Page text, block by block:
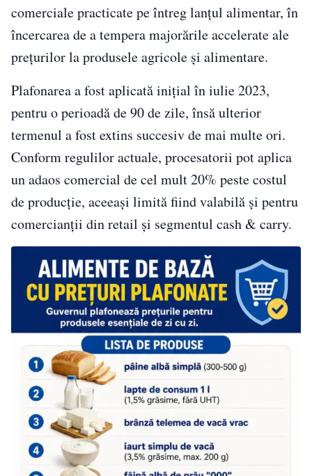
comerciale practicate pe întreg lanțul alimentar, în
încercarea de a tempera majorările accelerate ale
prețurilor la produsele agricole și alimentare.
Plafonarea a fost aplicată inițial în iulie 2023,
pentru o perioadă de 90 de zile, însă ulterior
termenul a fost extins succesiv de mai multe ori.
Conform regulilor actuale, procesatorii pot aplica
un adaos comercial de cel mult 20% peste costul
de producție, aceeași limită fiind valabilă și pentru
comercianții din retail și segmentul cash & carry.